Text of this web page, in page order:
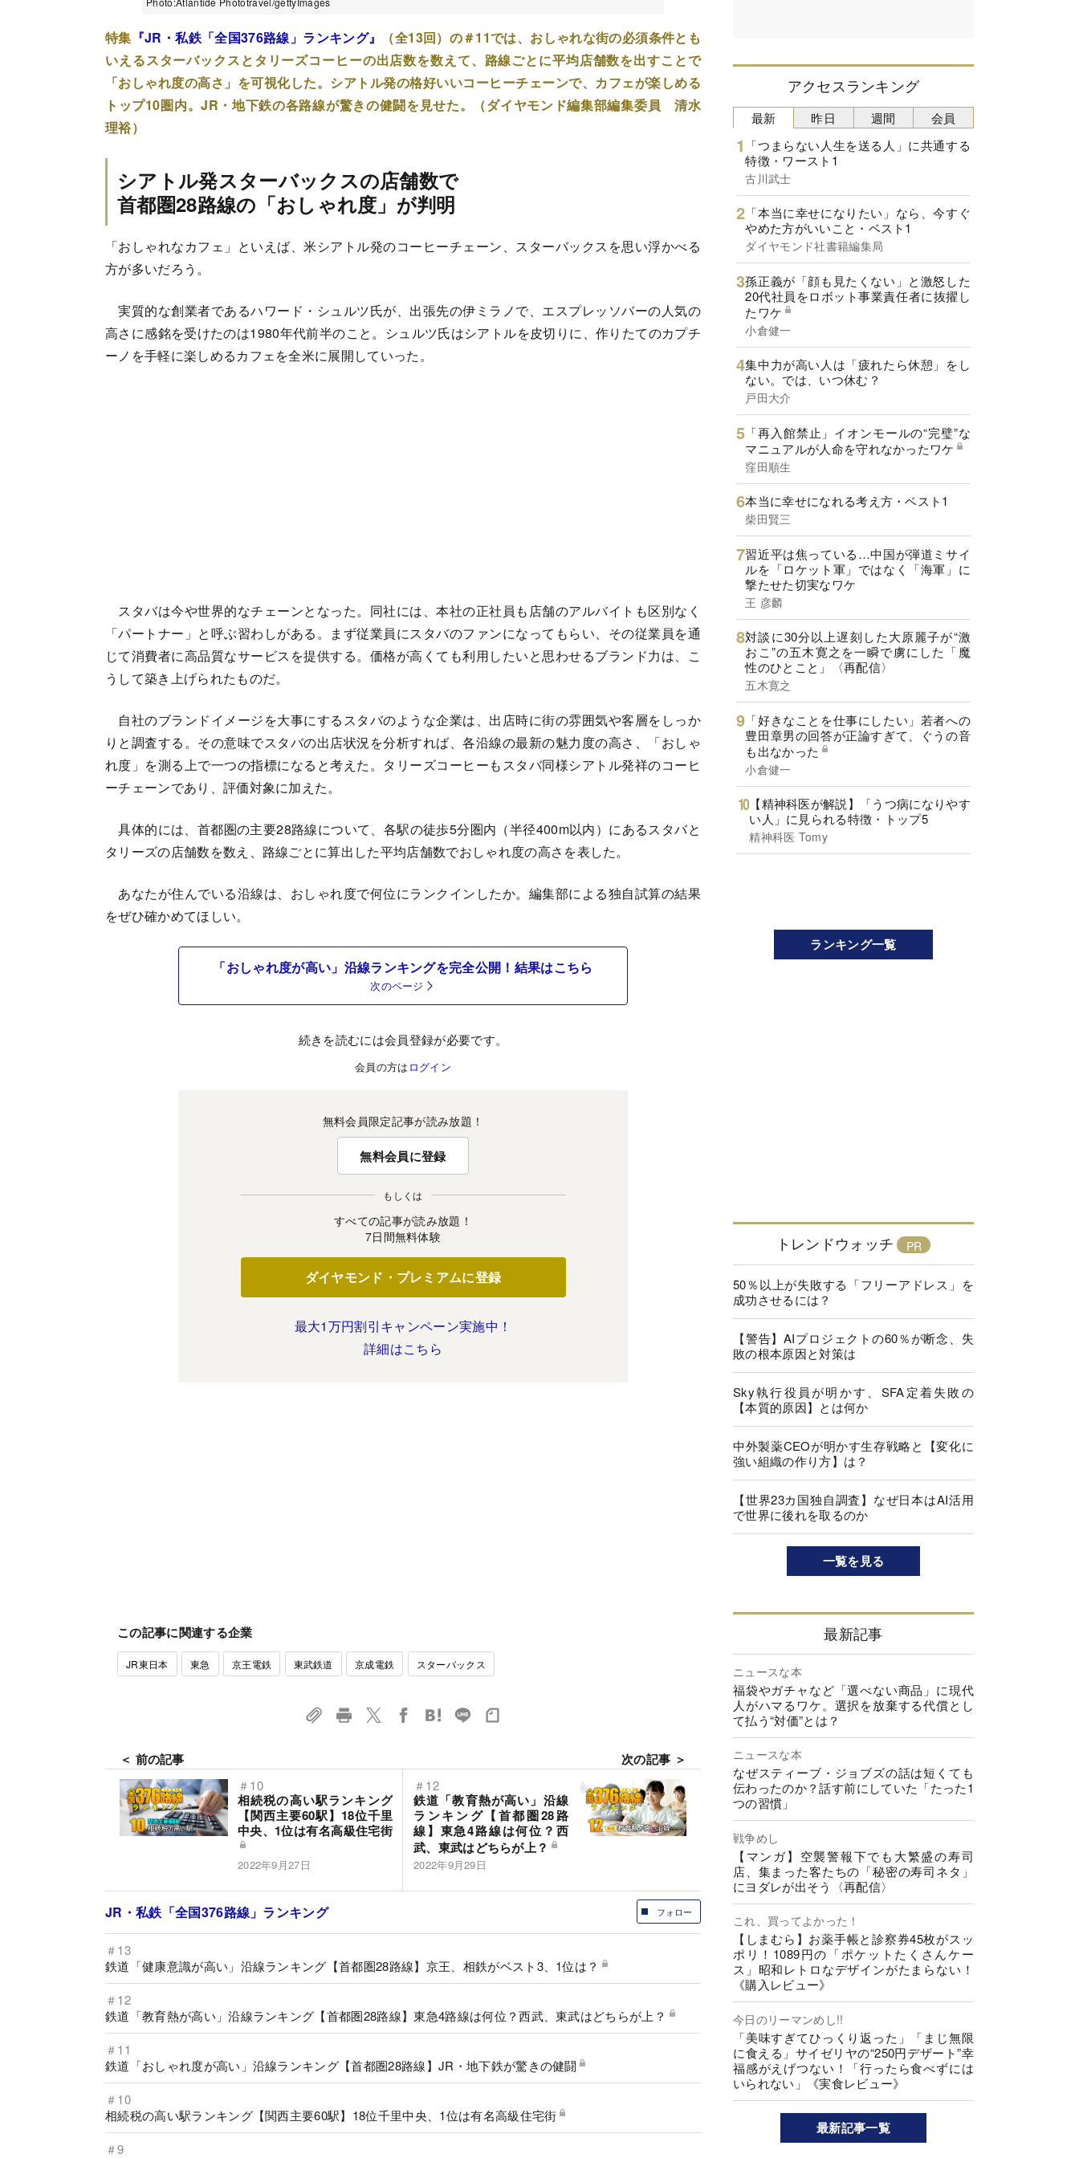
特集 『JR・私鉄「全国376路線」ランキング』
（全13回）の＃11では、おしゃれな街の必須条件とも
いえるスターバックスとタリーズコーヒーの出店数を数えて、路線ごとに平均店舗数を出すことで
「おしゃれ度の高さ」を可視化した。シアトル発の格好いいコーヒーチェーンで、カフェが楽しめる
トップ10圏内。JR・地下鉄の各路線が驚きの健闘を見せた。（ダイヤモンド編集部編集委員 清水
理裕）
シアトル発スターバックスの店舗数で
首都圏28路線の「おしゃれ度」が判明
「おしゃれなカフェ」といえば、米シアトル発のコーヒーチェーン、スターバックスを思い浮かべる
方が多いだろう。
実質的な創業者であるハワード・シュルツ氏が、出張先の伊ミラノで、エスプレッソバーの人気の
高さに感銘を受けたのは1980年代前半のこと。シュルツ氏はシアトルを皮切りに、作りたてのカプチ
ーノを手軽に楽しめるカフェを全米に展開していった。
スタバは今や世界的なチェーンとなった。同社には、本社の正社員も店舗のアルバイトも区別なく
「パートナー」と呼ぶ習わしがある。まず従業員にスタバのファンになってもらい、その従業員を通
じて消費者に高品質なサービスを提供する。価格が高くても利用したいと思わせるブランド力は、こ
うして築き上げられたものだ。
自社のブランドイメージを大事にするスタバのような企業は、出店時に街の雰囲気や客層をしっか
りと調査する。その意味でスタバの出店状況を分析すれば、各沿線の最新の魅力度の高さ、「おしゃ
れ度」を測る上で一つの指標になると考えた。タリーズコーヒーもスタバ同様シアトル発祥のコーヒ
ーチェーンであり、評価対象に加えた。
具体的には、首都圏の主要28路線について、各駅の徒歩5分圏内（半径400m以内）にあるスタバと
タリーズの店舗数を数え、路線ごとに算出した平均店舗数でおしゃれ度の高さを表した。
あなたが住んでいる沿線は、おしゃれ度で何位にランクインしたか。編集部による独自試算の結果
をぜひ確かめてほしい。
「おしゃれ度が高い」沿線ランキングを完全公開！結果はこちら
次のページ
続きを読むには会員登録が必要です。
会員の方は ログイン
無料会員限定記事が読み放題！
無料会員に登録
もしくは
すべての記事が読み放題！
7日間無料体験
ダイヤモンド・プレミアムに登録
最大1万円割引キャンペーン実施中！
詳細はこちら
この記事に関連する企業
JR東日本 東急 京王電鉄 東武鉄道 京成電鉄 スターバックス
＜ 前の記事
＃10
相続税の高い駅ランキング
【関西主要60駅】18位千里
中央、1位は有名高級住宅街
2022年9月27日
次の記事 ＞
＃12
鉄道「教育熱が高い」沿線
ランキング【首都圏28路
線】東急4路線は何位？西
武、東武はどちらが上？
2022年9月29日
フォロー
JR・私鉄「全国376路線」ランキング
＃13
鉄道「健康意識が高い」沿線ランキング【首都圏28路線】京王、相鉄がベスト3、1位は？
＃12
鉄道「教育熱が高い」沿線ランキング【首都圏28路線】東急4路線は何位？西武、東武はどちらが上？
＃11
鉄道「おしゃれ度が高い」沿線ランキング【首都圏28路線】JR・地下鉄が驚きの健闘
＃10
相続税の高い駅ランキング【関西主要60駅】18位千里中央、1位は有名高級住宅街
＃9
アクセスランキング
最新
「つまらない人生を送る人」に共通する
特徴・ワースト1
古川武士
「本当に幸せになりたい」なら、今すぐ
やめた方がいいこと・ベスト1
ダイヤモンド社書籍編集局
孫正義が「顔も見たくない」と激怒した
20代社員をロボット事業責任者に抜擢し
たワケ
小倉健一
集中力が高い人は「疲れたら休憩」をし
ない。では、いつ休む？
戸田大介
「再入館禁止」イオンモールの“完璧”な
マニュアルが人命を守れなかったワケ
窪田順生
本当に幸せになれる考え方・ベスト1
柴田賢三
習近平は焦っている…中国が弾道ミサイ
ルを「ロケット軍」ではなく「海軍」に
撃たせた切実なワケ
王 彦麟
対談に30分以上遅刻した大原麗子が“激
おこ”の五木寛之を一瞬で虜にした「魔
性のひとこと」〈再配信〉
五木寛之
「好きなことを仕事にしたい」若者への
豊田章男の回答が正論すぎて、ぐうの音
も出なかった
小倉健一
【精神科医が解説】「うつ病になりやす
い人」に見られる特徴・トップ5
精神科医 Tomy
昨日 週間 会員
ランキング一覧
トレンドウォッチ
50％以上が失敗する「フリーアドレス」を
成功させるには？
【警告】AIプロジェクトの60％が断念、失
敗の根本原因と対策は
Sky執行役員が明かす、SFA定着失敗の
【本質的原因】とは何か
中外製薬CEOが明かす生存戦略と【変化に
強い組織の作り方】は？
【世界23カ国独自調査】なぜ日本はAI活用
で世界に後れを取るのか
一覧を見る
最新記事
ニュースな本
福袋やガチャなど「選べない商品」に現代
人がハマるワケ。選択を放棄する代償とし
て払う“対価”とは？
ニュースな本
なぜスティーブ・ジョブズの話は短くても
伝わったのか？話す前にしていた「たった1
つの習慣」
戦争めし
【マンガ】空襲警報下でも大繁盛の寿司
店、集まった客たちの「秘密の寿司ネタ」
にヨダレが出そう〈再配信〉
これ、買ってよかった！
【しまむら】お薬手帳と診察券45枚がスッ
ポリ！1089円の「ポケットたくさんケー
ス」昭和レトロなデザインがたまらない！
《購入レビュー》
今日のリーマンめし!!
「美味すぎてひっくり返った」「まじ無限
に食える」サイゼリヤの“250円デザート”幸
福感がえげつない！「行ったら食べずには
いられない」《実食レビュー》
最新記事一覧